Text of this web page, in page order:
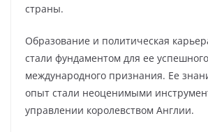
страны.
Образование и политическая
стали фундаментом для ее
международного признания. Ее
опыт стали неоценимыми
управлении королевством Англии.